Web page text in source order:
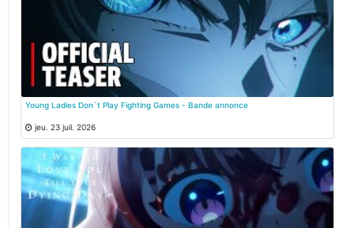
Young Ladies Don`t Play Fighting Games - Bande annonce
jeu. 23 juil. 2026